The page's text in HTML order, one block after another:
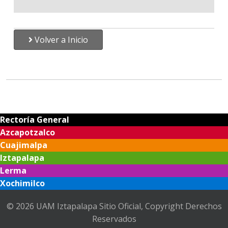
Volver a Inicio
Rectoría General
Azcapotzalco
Cuajimalpa
Iztapalapa
Lerma
Xochimilco
© 2026 UAM Iztapalapa Sitio Oficial, Copyright Derechos
Reservados